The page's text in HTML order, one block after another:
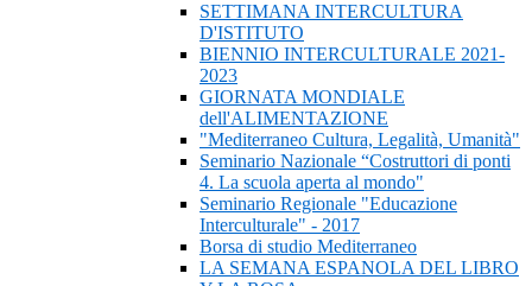
SETTIMANA INTERCULTURA
D'ISTITUTO
BIENNIO INTERCULTURALE 2021-
2023
GIORNATA MONDIALE
dell'ALIMENTAZIONE
"Mediterraneo Cultura, Legalità, Umanità"
Seminario Nazionale “Costruttori di ponti
4. La scuola aperta al mondo"
Seminario Regionale "Educazione
Interculturale" - 2017
Borsa di studio Mediterraneo
LA SEMANA ESPANOLA DEL LIBRO